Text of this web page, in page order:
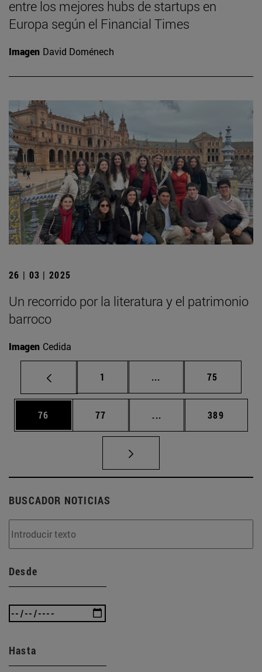
entre los mejores hubs de startups en
Europa según el Financial Times
Imagen David Doménech
26 | 03 | 2025
Un recorrido por la literatura y el patrimonio
barroco
Imagen Cedida
Página
1 ... Páginas intermedias
Página
75
Página
76 Página
77 ... Páginas intermedias
Página
389
BUSCADOR NOTICIAS
Desde
Hasta